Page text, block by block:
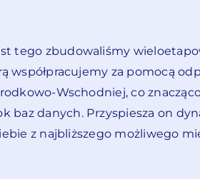
tego zbudowaliśmy
współpracujemy za pomocą
Wschodniej, co
danych. Przyspiesza on
z najbliższego możliwego